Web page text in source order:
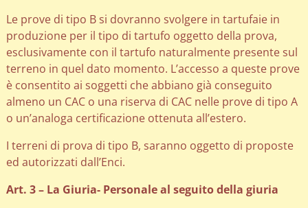
Le prove di tipo B si dovranno svolgere in tartufaie in
produzione per il tipo di tartufo oggetto della prova,
esclusivamente con il tartufo naturalmente presente sul
terreno in quel dato momento. L’accesso a queste prove
è consentito ai soggetti che abbiano già conseguito
almeno un CAC o una riserva di CAC nelle prove di tipo A
o un’analoga certificazione ottenuta all’estero.
I terreni di prova di tipo B, saranno oggetto di proposte
ed autorizzati dall’Enci.
Art. 3 – La Giuria- Personale al seguito della giuria